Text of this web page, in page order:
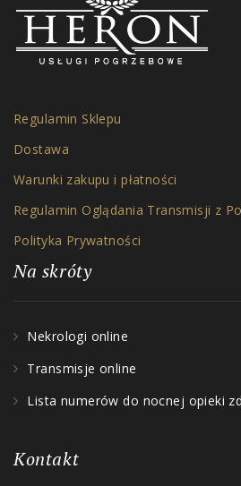
Regulamin Sklepu
Dostawa
Warunki zakupu i płatności
Regulamin Oglądania Transmisji z
Polityka Prywatności
Na skróty
Nekrologi online
Transmisje online
Lista numerów do nocnej opieki
Kontakt